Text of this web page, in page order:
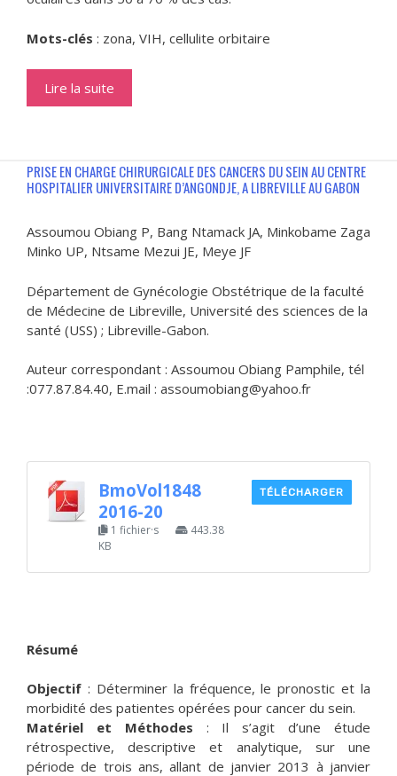
Mots-clés : zona, VIH, cellulite orbitaire
Lire la suite
PRISE EN CHARGE CHIRURGICALE DES CANCERS DU SEIN AU CENTRE
HOSPITALIER UNIVERSITAIRE D’ANGONDJE, A LIBREVILLE AU GABON
Assoumou Obiang P, Bang Ntamack JA, Minkobame Zaga
Minko UP, Ntsame Mezui JE, Meye JF
Département de Gynécologie Obstétrique de la faculté
de Médecine de Libreville, Université des sciences de la
santé (USS) ; Libreville-Gabon.
Auteur correspondant : Assoumou Obiang Pamphile, tél
:077.87.84.40, E.mail : assoumobiang@yahoo.fr
BmoVol1848
2016-20
1 fichier·s
443.38
KB
TÉLÉCHARGER
Résumé
Objectif : Déterminer la fréquence, le pronostic et la
morbidité des patientes opérées pour cancer du sein.
Matériel et Méthodes : Il s’agit d’une étude
rétrospective, descriptive et analytique, sur une
période de trois ans, allant de janvier 2013 à janvier